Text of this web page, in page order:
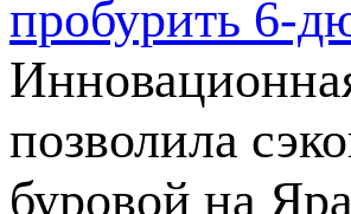
пробурить 6-
позволила
буровой на